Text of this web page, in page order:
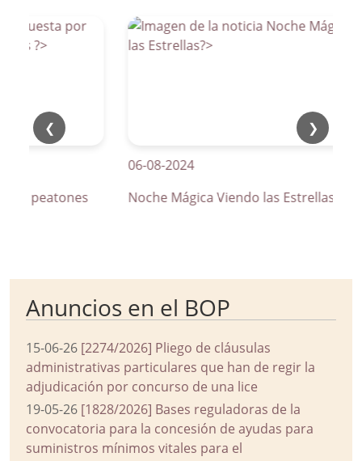
❮ ❯
peatones
06-08-2024
Noche Mágica Viendo las Estrellas
Anuncios en el BOP
15-06-26 [2274/2026] Pliego de cláusulas
administrativas particulares que han de regir la
adjudicación por concurso de una lice
19-05-26 [1828/2026] Bases reguladoras de la
convocatoria para la concesión de ayudas para
suministros mínimos vitales para el